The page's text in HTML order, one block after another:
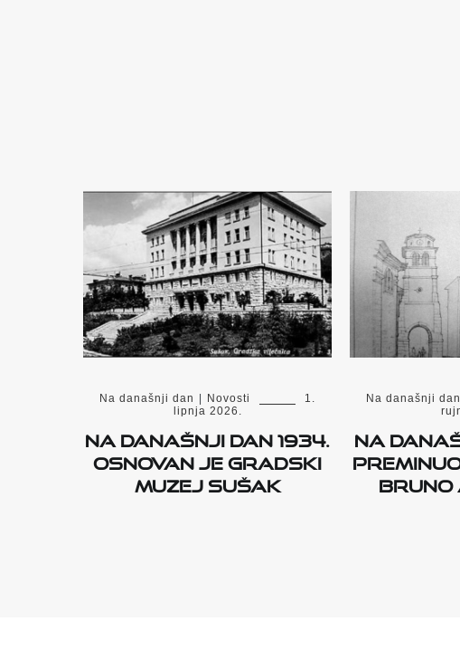
Na današnji dan | Novosti
1.
lipnja 2026.
Na današnji dan 1934.
osnovan je Gradski
muzej Sušak
Na današnji dan
Na
Bruno